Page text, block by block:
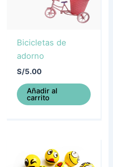
Bicicletas de
adorno
S/5.00
Añadir al
carrito